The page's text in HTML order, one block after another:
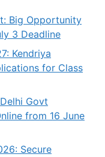
Big Opportunity
3 Deadline
Kendriya
for Class
Govt
from 16 June
Secure